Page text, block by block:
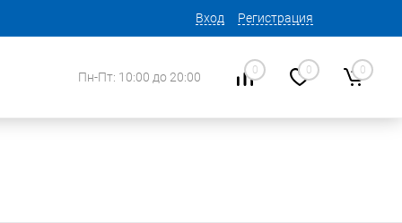
Вход Регистрация
Пн-Пт: 10:00 до 20:00 0 0 0